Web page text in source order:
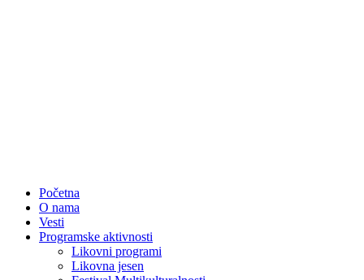
Početna
O nama
Vesti
Programske aktivnosti
Likovni programi
Likovna jesen